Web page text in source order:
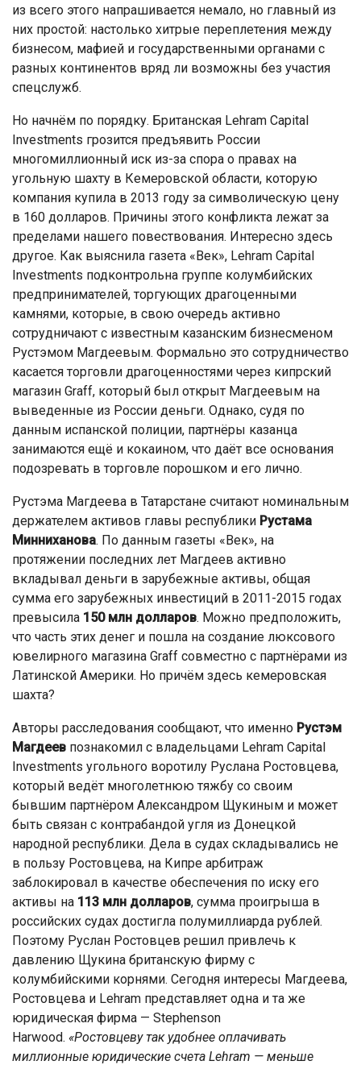
из всего этого напрашивается немало, но главный из
них простой: настолько хитрые переплетения между
бизнесом, мафией и государственными органами с
разных континентов вряд ли возможны без участия
спецслужб.
Но начнём по порядку. Британская Lehram Capital
Investments грозится предъявить России
многомиллионный иск из-за спора о правах на
угольную шахту в Кемеровской области, которую
компания купила в 2013 году за символическую цену
в 160 долларов. Причины этого конфликта лежат за
пределами нашего повествования. Интересно здесь
другое. Как выяснила газета «Век», Lehram Capital
Investments подконтрольна группе колумбийских
предпринимателей, торгующих драгоценными
камнями, которые, в свою очередь активно
сотрудничают с известным казанским бизнесменом
Рустэмом Магдеевым. Формально это сотрудничество
касается торговли драгоценностями через кипрский
магазин Graff, который был открыт Магдеевым на
выведенные из России деньги. Однако, судя по
данным испанской полиции, партнёры казанца
занимаются ещё и кокаином, что даёт все основания
подозревать в торговле порошком и его лично.
Рустэма Магдеева в Татарстане считают номинальным
держателем активов главы республики Рустама
Минниханова. По данным газеты «Век», на
протяжении последних лет Магдеев активно
вкладывал деньги в зарубежные активы, общая
сумма его зарубежных инвестиций в 2011-2015 годах
превысила 150 млн долларов. Можно предположить,
что часть этих денег и пошла на создание люксового
ювелирного магазина Graff совместно с партнёрами из
Латинской Америки. Но причём здесь кемеровская
шахта?
Авторы расследования сообщают, что именно Рустэм
Магдеев познакомил с владельцами Lehram Capital
Investments угольного воротилу Руслана Ростовцева,
который ведёт многолетнюю тяжбу со своим
бывшим партнёром Александром Щукиным и может
быть связан с контрабандой угля из Донецкой
народной республики. Дела в судах складывались не
в пользу Ростовцева, на Кипре арбитраж
заблокировал в качестве обеспечения по иску его
активы на 113 млн долларов, сумма проигрыша в
российских судах достигла полумиллиарда рублей.
Поэтому Руслан Ростовцев решил привлечь к
давлению Щукина британскую фирму с
колумбийскими корнями. Сегодня интересы Магдеева,
Ростовцева и Lehram представляет одна и та же
юридическая фирма — Stephenson
Harwood. «Ростовцеву так удобнее оплачивать
миллионные юридические счета Lehram — меньше